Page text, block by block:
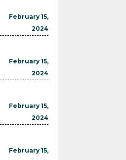
February 15,
2024
February 15,
2024
February 15,
2024
February 15,